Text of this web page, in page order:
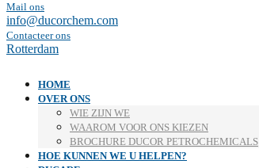
Mail ons
info@ducorchem.com
Contacteer ons
Rotterdam
HOME
OVER ONS
WIE ZIJN WE
WAAROM VOOR ONS KIEZEN
BROCHURE DUCOR PETROCHEMICALS
HOE KUNNEN WE U HELPEN?